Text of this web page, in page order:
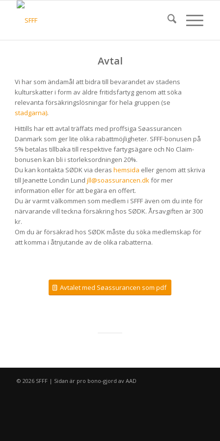
Avtal
Vi har som ändamål att bidra till bevarandet av stadens
kulturskatter i form av äldre fritidsfartyg genom att söka
relevanta försäkringslösningar för hela gruppen (se
stadgarna).
Hittills har ett avtal träffats med proffsiga Søassurancen
Danmark som ger lite olika rabattmöjligheter. SFFF-bonusen på
5% betalas tillbaka till respektive fartygsägare och No Claim-
bonusen kan bli i storleksordningen 20%.
Du kan kontakta SØDK via deras hemsida eller genom att skriva
till Jeanette Londin Lund jll@soassurancen.dkför mer
information eller för att begära en offert.
Du är varmt välkommen som medlem i SFFF även om du inte för
närvarande vill teckna försäkring hos SØDK. Årsavgiften är 300
kr.
Om du är försäkrad hos SØDK måste du söka medlemskap för
att komma i åtnjutande av de olika rabatterna.
Avtalet med Søassurancen som pdf
© 2026 SFFF | Sidan är pro bono-gjord av AAD